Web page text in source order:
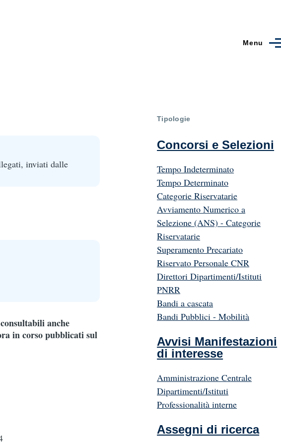
Menu
inviati dalle
anche
in corso pubblicati sul
Tipologie
Concorsi e Selezioni
Tempo Indeterminato
Tempo Determinato
Categorie Riservatarie
Avviamento Numerico a
Selezione (ANS) - Categorie
Riservatarie
Superamento Precariato
Riservato Personale CNR
Direttori Dipartimenti/Istituti
PNRR
Bandi a cascata
Bandi Pubblici - Mobilità
Avvisi Manifestazioni
di interesse
Amministrazione Centrale
Dipartimenti/Istituti
Professionalità interne
Assegni di ricerca